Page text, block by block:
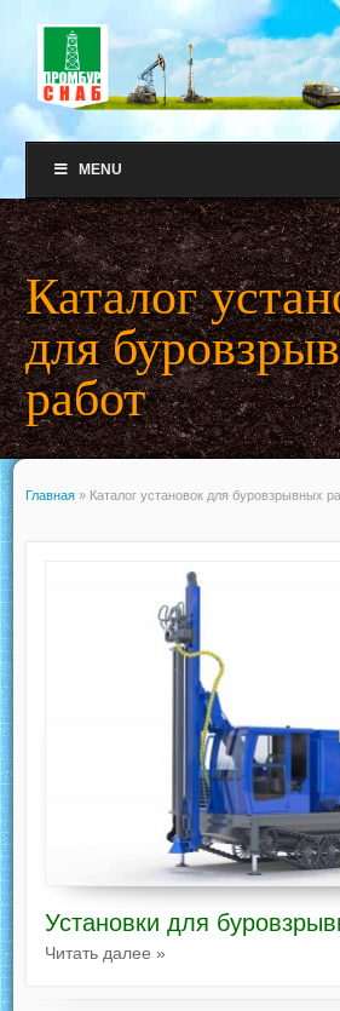
MENU
Каталог
для
работ
Главная » Каталог установок для буровзрывных
Установки для
Читать далее »